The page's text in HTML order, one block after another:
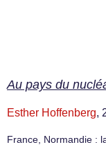
Au pays du
Esther Hoffenberg,
France, Normandie :